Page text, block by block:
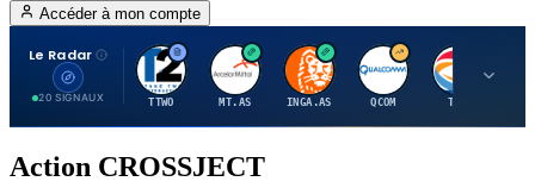
Accéder à mon compte
Le Radar
20 SIGNAUX
T
TTWO
A
MT.AS
I
INGA.AS
Q
QCOM
T
TTE
Action CROSSJECT